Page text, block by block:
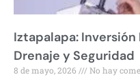
Iztapalapa:
Drenaje y Seguridad
8 de mayo, 2026 No hay